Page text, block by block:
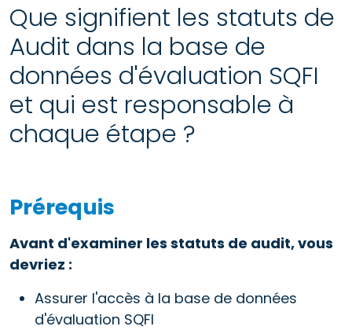
Que signifient les statuts de
Audit dans la base de
données d'évaluation SQFI
et qui est responsable à
chaque étape ?
Prérequis
Avant d'examiner les statuts de audit, vous
devriez :
Assurer l'accès à la base de données
d'évaluation SQFI